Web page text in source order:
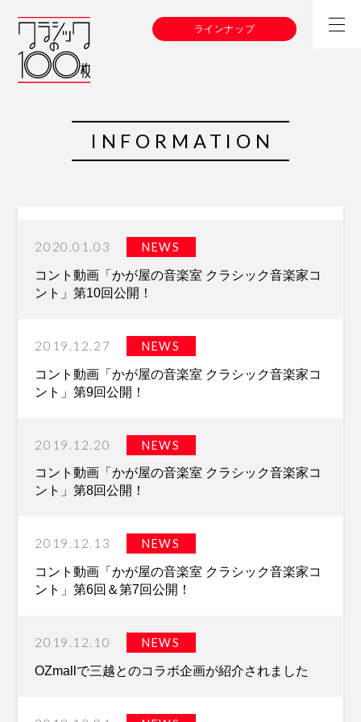
ラインナップ
INFORMATION
2020.01.03 NEWS
コント動画「かが屋の音楽室 クラシック音楽家コ
ント」第10回公開！
2019.12.27 NEWS
コント動画「かが屋の音楽室 クラシック音楽家コ
ント」第9回公開！
2019.12.20 NEWS
コント動画「かが屋の音楽室 クラシック音楽家コ
ント」第8回公開！
2019.12.13 NEWS
コント動画「かが屋の音楽室 クラシック音楽家コ
ント」第6回＆第7回公開！
2019.12.10 NEWS
OZmallで三越とのコラボ企画が紹介されました